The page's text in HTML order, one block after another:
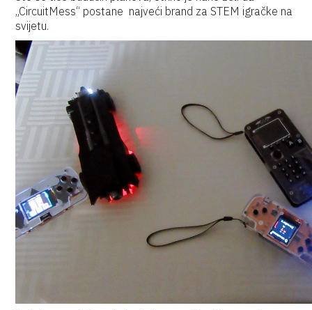
„CircuitMess“ postane najveći brand za STEM igračke na
svijetu.